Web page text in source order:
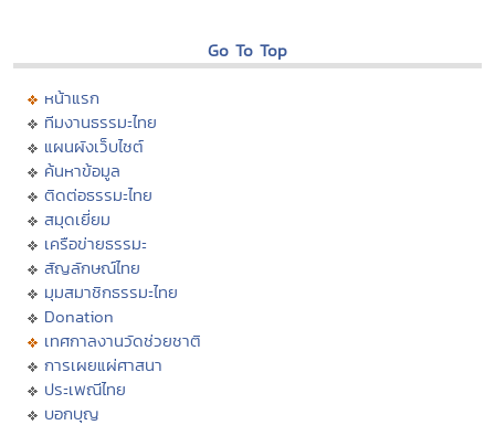
Go To Top
หน้าแรก
ทีมงานธรรมะไทย
แผนผังเว็บไซต์
ค้นหาข้อมูล
ติดต่อธรรมะไทย
สมุดเยี่ยม
เครือข่ายธรรมะ
สัญลักษณ์ไทย
มุมสมาชิกธรรมะไทย
Donation
เทศกาลงานวัดช่วยชาติ
การเผยแผ่ศาสนา
ประเพณีไทย
บอกบุญ